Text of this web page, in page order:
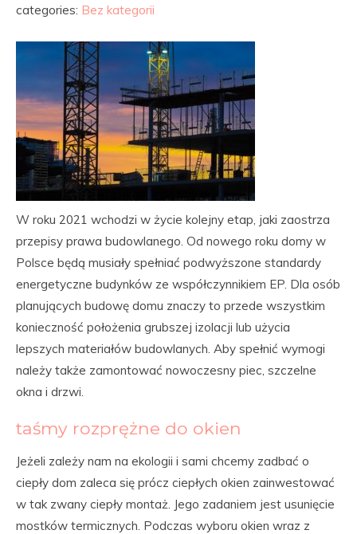
categories: Bez kategorii
W roku 2021 wchodzi w życie kolejny etap, jaki zaostrza
przepisy prawa budowlanego. Od nowego roku domy w
Polsce będą musiały spełniać podwyższone standardy
energetyczne budynków ze współczynnikiem EP. Dla osób
planujących budowę domu znaczy to przede wszystkim
konieczność położenia grubszej izolacji lub użycia
lepszych materiałów budowlanych. Aby spełnić wymogi
należy także zamontować nowoczesny piec, szczelne
okna i drzwi.
taśmy rozprężne do okien
Jeżeli zależy nam na ekologii i sami chcemy zadbać o
ciepły dom zaleca się prócz ciepłych okien zainwestować
w tak zwany ciepły montaż. Jego zadaniem jest usunięcie
mostków termicznych. Podczas wyboru okien wraz z